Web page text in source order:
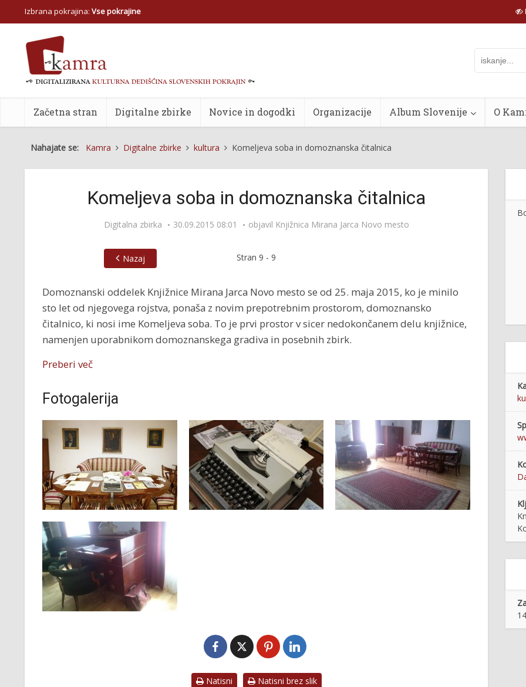
Izbrana pokrajina: Vse pokrajine
Začetna stran Digitalne zbirke Novice in dogodki Organizacije Album Slovenije O
Nahajate se: Kamra Digitalne zbirke kultura Komeljeva soba in domoznanska čitalnica
Komeljeva soba in domoznanska čitalnica
Digitalna zbirka 30.09.2015 08:01 objavil Knjižnica Mirana Jarca Novo mesto
Stran 9 - 9
Nazaj
Domoznanski oddelek Knjižnice Mirana Jarca Novo mesto se od 25. maja 2015, ko je minilo
sto let od njegovega rojstva, ponaša z novim prepotrebnim prostorom, domoznansko
čitalnico, ki nosi ime Komeljeva soba. To je prvi prostor v sicer nedokončanem delu knjižnice,
namenjen uporabnikom domoznanskega gradiva in posebnih zbirk.
Preberi več
Fotogalerija
Natisni Natisni brez slik